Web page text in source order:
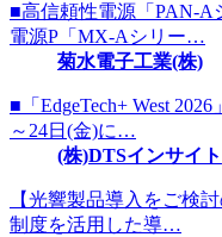
■高信頼性電源「PAN-A
電源P「MX-Aシリー…
菊水電子工業(株)
■「EdgeTech+ West
～24日(金)に…
(株)DTSインサイト
【光響製品導入をご検
制度を活用した導…